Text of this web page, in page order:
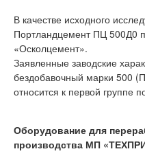
В качестве исходного
Портландцемент ПЦ 500Д0
«Осколцемент».
Заявленные заводские
бездобавочный марки 500
относится к первой группе
Оборудование для
производства МП